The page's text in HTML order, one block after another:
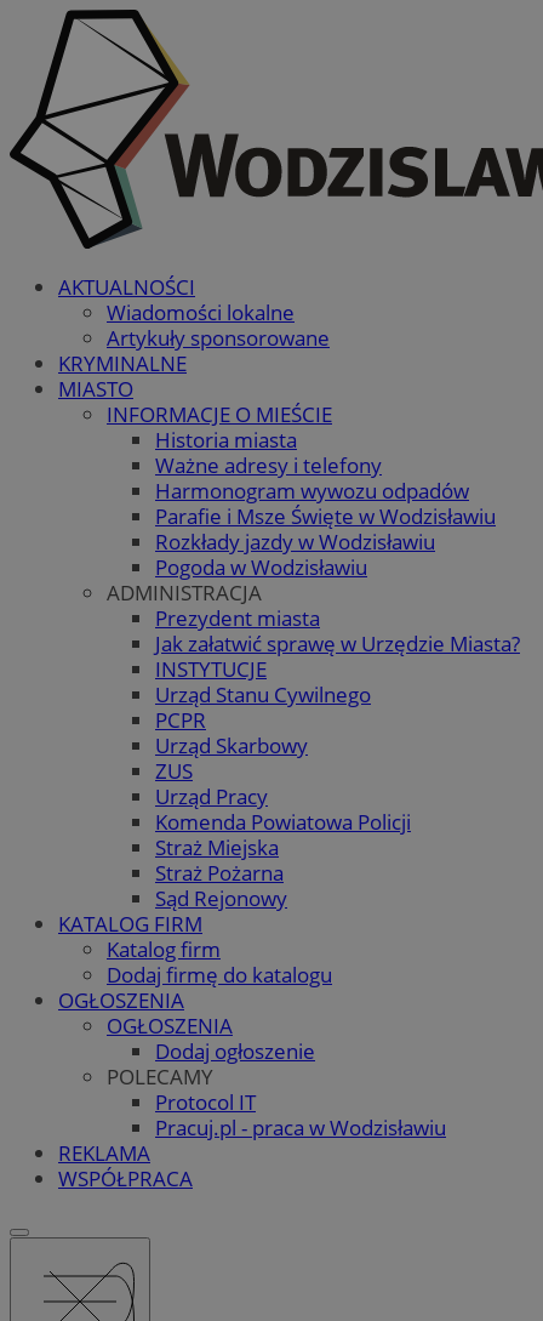
AKTUALNOŚCI
Wiadomości lokalne
Artykuły sponsorowane
KRYMINALNE
MIASTO
INFORMACJE O MIEŚCIE
Historia miasta
Ważne adresy i telefony
Harmonogram wywozu odpadów
Parafie i Msze Święte w Wodzisławiu
Rozkłady jazdy w Wodzisławiu
Pogoda w Wodzisławiu
ADMINISTRACJA
Prezydent miasta
Jak załatwić sprawę w Urzędzie Miasta?
INSTYTUCJE
Urząd Stanu Cywilnego
PCPR
Urząd Skarbowy
ZUS
Urząd Pracy
Komenda Powiatowa Policji
Straż Miejska
Straż Pożarna
Sąd Rejonowy
KATALOG FIRM
Katalog firm
Dodaj firmę do katalogu
OGŁOSZENIA
OGŁOSZENIA
Dodaj ogłoszenie
POLECAMY
Protocol IT
Pracuj.pl - praca w Wodzisławiu
REKLAMA
WSPÓŁPRACA